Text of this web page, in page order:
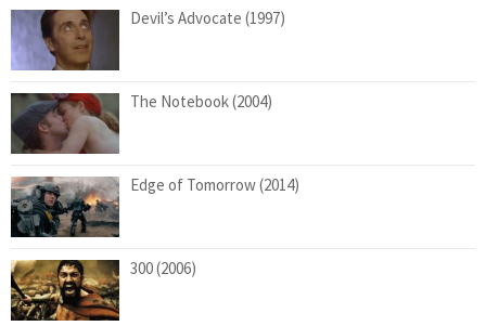
Devil’s Advocate (1997)
The Notebook (2004)
Edge of Tomorrow (2014)
300 (2006)